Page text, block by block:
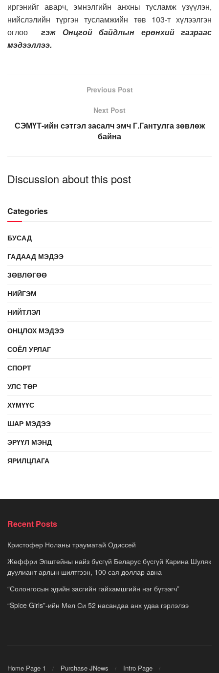
иргэнийг аварч, эмнэлгийн анхны тусламж үзүүлэн,
нийслэлийн түргэн тусламжийн төв 103-т хүлээлгэн
өглөө гэж Онцгой байдлын ерөнхий газраас
мэдээллээ.
Previous Post
Next Post
СЭМҮТ-ийн сэтгэл засалч эмч Г.Гантулга зөвлөж
байна
Discussion about this post
Categories
БУСАД
ГАДААД МЭДЭЭ
ЗӨВЛӨГӨӨ
НИЙГЭМ
НИЙТЛЭЛ
ОНЦЛОХ МЭДЭЭ
СОЁЛ УРЛАГ
СПОРТ
УЛС ТӨР
ХҮМҮҮС
ШАР МЭДЭЭ
ЭРҮҮЛ МЭНД
ЯРИЛЦЛАГА
Recent Posts
Кристофер Ноланы трауматай Одиссей
Жеффри Эпштейны найз бүсгүй Беларус бүсгүй Карина Шуляк
дуулиант арлын шилтгээн, 100 сая доллар авна
“Солонгосын эдийн засгийн гайхамшгийн нэг бүтээгч”
“Spice Girls”-ийн Мел Си 52 насандаа анх удаа гэрлэлээ
Home Page 1 Purchase JNews Intro Page